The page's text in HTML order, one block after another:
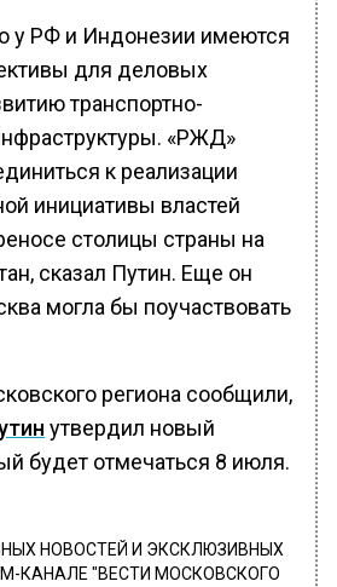
у РФ и Индонезии имеются
для деловых
транспортно-
«РЖД»
к реализации
инициативы властей
столицы страны на
сказал Путин. Еще он
могла бы поучаствовать
региона сообщили,
утвердил новый
будет отмечаться 8 июля.
НОВОСТЕЙ И ЭКСКЛЮЗИВНЫХ
КАНАЛЕ "ВЕСТИ МОСКОВСКОГО